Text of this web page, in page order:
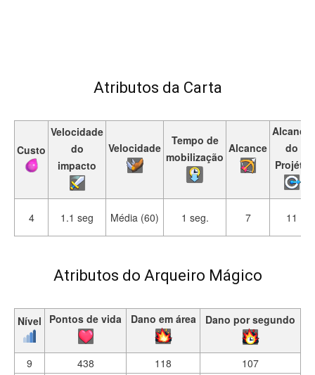
Atributos da Carta
Custo
Velocidade
do
impacto
Velocidade
Tempo de
mobilização
Alcance
Alcance
do
Projétil
4 1.1 seg Média (60) 1 seg. 7 11
Atributos do Arqueiro Mágico
Nível Pontos de vida Dano em área Dano por segundo
9 438 118
107